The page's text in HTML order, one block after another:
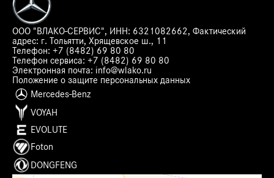
ООО "ВЛАКО-СЕРВИС", ИНН: 6321082662, Фактический
адрес: г. Тольятти, Хрящевское ш., 11
Телефон: +7 (8482) 69 80 80
Телефон сервиса: +7 (8482) 69 80 80
Электронная почта: info@wlako.ru
Положение о защите персональных данных
Mercedes-Benz
VOYAH
EVOLUTE
Foton
DONGFENG